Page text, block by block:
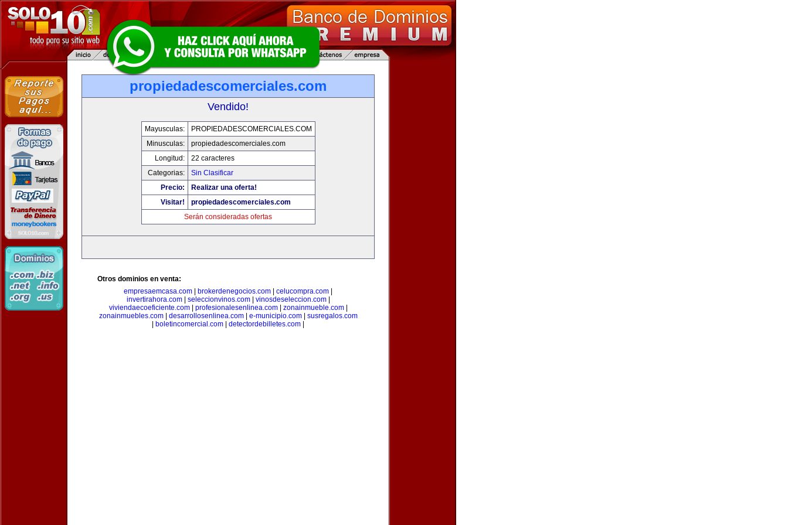
propiedadescomerciales.com
Vendido!
Mayusculas:
PROPIEDADESCOMERCIALES.COM
Minusculas:
propiedadescomerciales.com
Longitud:
22 caracteres
Categorias:
Sin Clasificar
Precio:
Realizar una oferta!
Visitar!
propiedadescomerciales.com
Serán consideradas ofertas
Otros dominios en venta:
empresaemcasa.com
brokerdenegocios.com celucompra.com
invertirahora.com| seleccionvinos.com| vinosdeseleccion.com|
viviendaecoeficiente.com| profesionalesenlinea.com| zonainmueble.com|
zonainmuebles.com| desarrollosenlinea.com| e-municipio.com| susregalos.com
boletincomercial.com detectordebilletes.com